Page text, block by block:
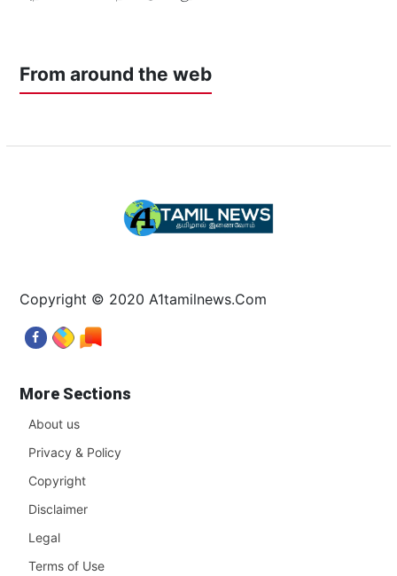
From around the web
Copyright © 2020 A1tamilnews.Com
More Sections
About us
Privacy & Policy
Copyright
Disclaimer
Legal
Terms of Use